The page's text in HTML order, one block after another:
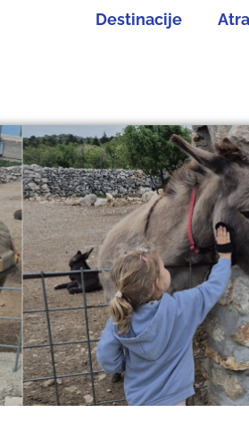
Destinacije